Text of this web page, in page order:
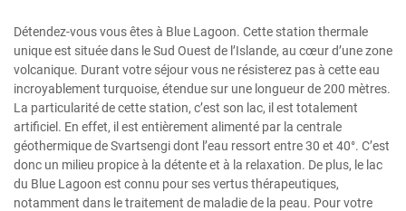
Détendez-vous vous êtes à Blue Lagoon. Cette station thermale
unique est située dans le Sud Ouest de l’Islande, au cœur d’une zone
volcanique. Durant votre séjour vous ne résisterez pas à cette eau
incroyablement turquoise, étendue sur une longueur de 200 mètres.
La particularité de cette station, c’est son lac, il est totalement
artificiel. En effet, il est entièrement alimenté par la centrale
géothermique de Svartsengi dont l’eau ressort entre 30 et 40°. C’est
donc un milieu propice à la détente et à la relaxation. De plus, le lac
du Blue Lagoon est connu pour ses vertus thérapeutiques,
notamment dans le traitement de maladie de la peau. Pour votre